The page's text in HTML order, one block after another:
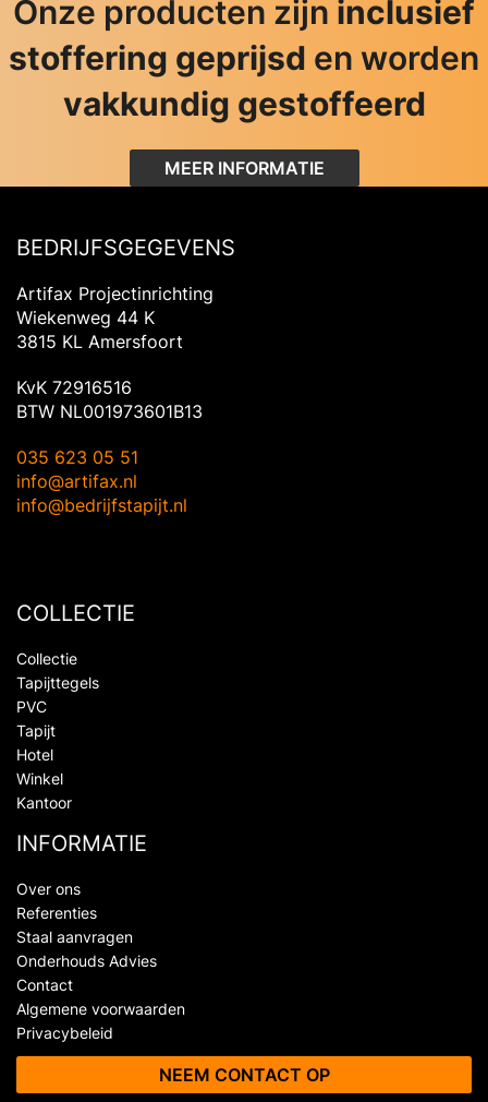
Onze producten zijn inclusief
stoffering geprijsd en worden
vakkundig gestoffeerd
MEER INFORMATIE
BEDRIJFSGEGEVENS
Artifax Projectinrichting
Wiekenweg 44 K
3815 KL Amersfoort
KvK 72916516
BTW NL001973601B13
035 623 05 51
info@artifax.nl
info@bedrijfstapijt.nl
COLLECTIE
Collectie
Tapijttegels
PVC
Tapijt
Hotel
Winkel
Kantoor
INFORMATIE
Over ons
Referenties
Staal aanvragen
Onderhouds Advies
Contact
Algemene voorwaarden
Privacybeleid
NEEM CONTACT OP